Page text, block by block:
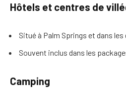
Hôtels et centres de
Situé à Palm Springs et dans
Souvent inclus dans les
Camping